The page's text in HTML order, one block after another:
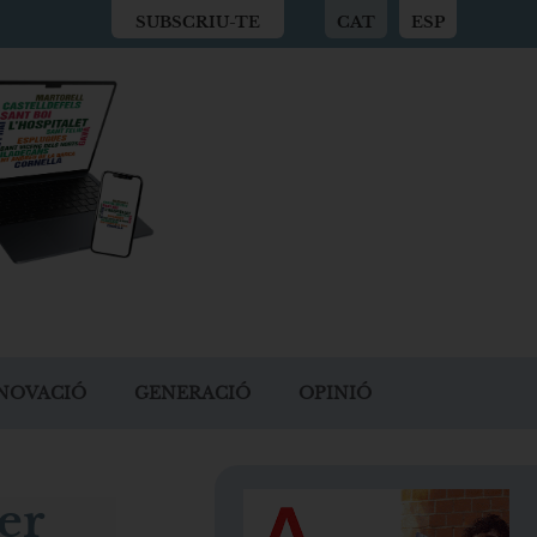
SUBSCRIU-TE CAT ESP
GENERACIÓ OPINIÓ